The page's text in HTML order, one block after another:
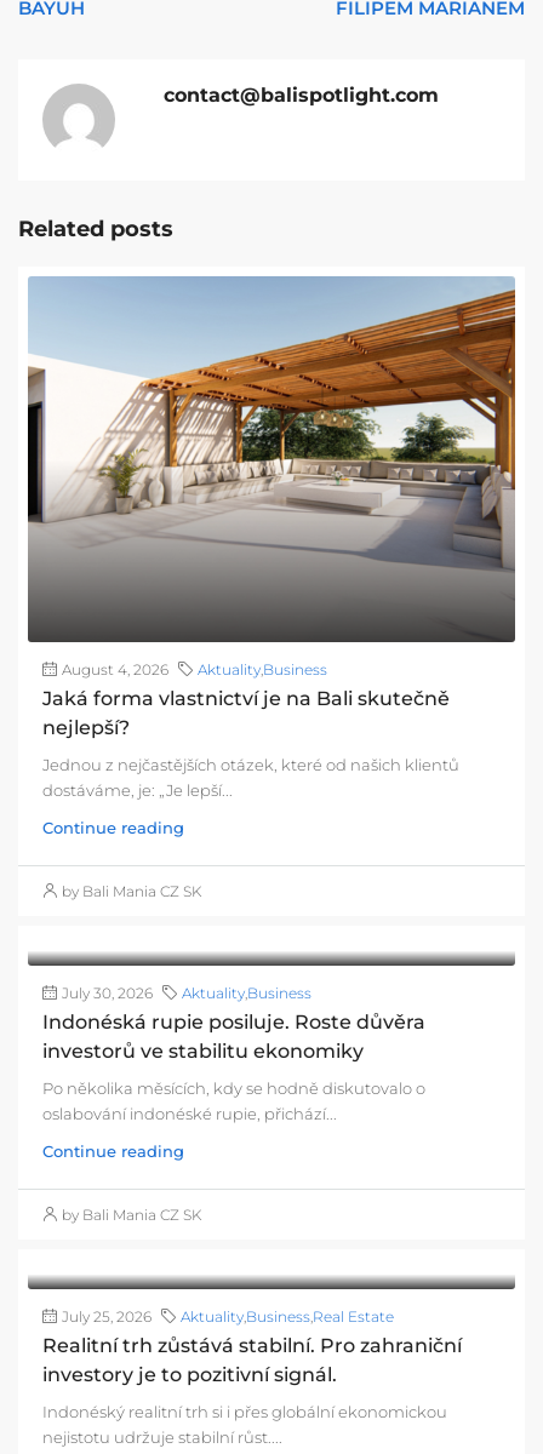
BAYUH
FILIPEM MARIANEM
contact@balispotlight.com
Related posts
August 4, 2026 Aktuality Business
Jaká forma vlastnictví je na Bali skutečně
nejlepší?
Jednou z nejčastějších otázek, které od našich klientů
dostáváme, je: „Je lepší...
Continue reading
by Bali Mania CZ SK
July 30, 2026 Aktuality Business
Indonéská rupie posiluje. Roste důvěra
investorů ve stabilitu ekonomiky
Po několika měsících, kdy se hodně diskutovalo o
oslabování indonéské rupie, přichází...
Continue reading
by Bali Mania CZ SK
July 25, 2026 Aktuality Business Real Estate
Realitní trh zůstává stabilní. Pro zahraniční
investory je to pozitivní signál.
Indonéský realitní trh si i přes globální ekonomickou
nejistotu udržuje stabilní růst....